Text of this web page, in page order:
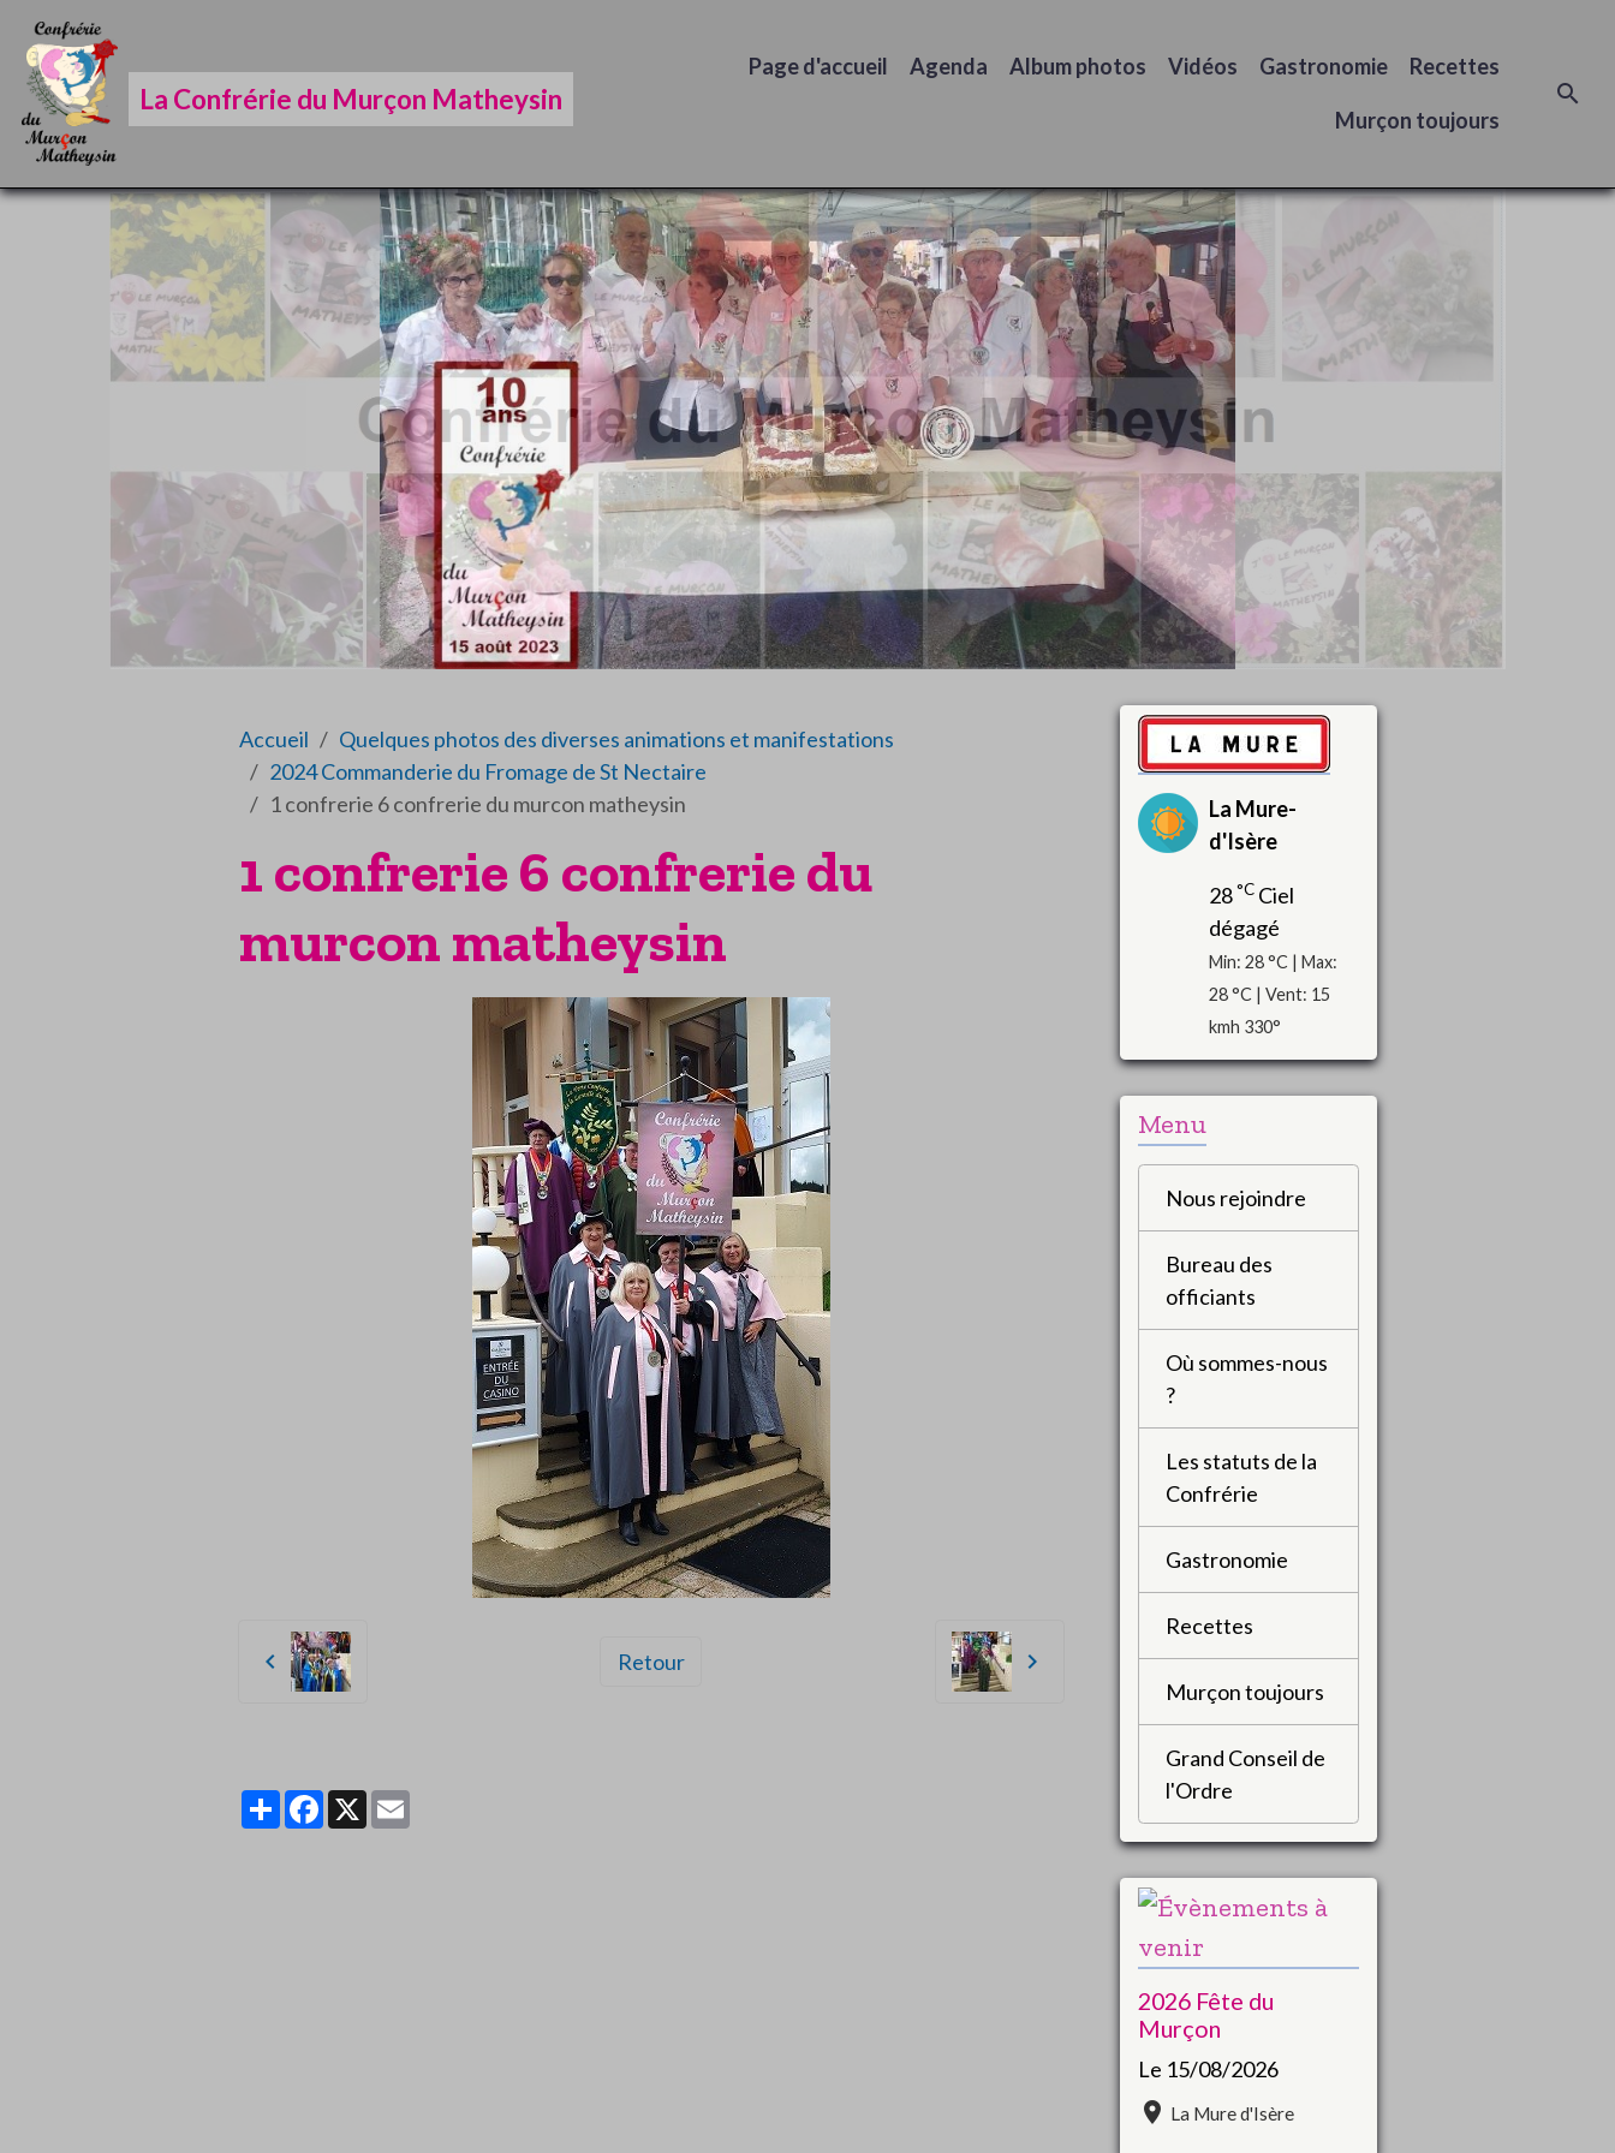
La Confrérie du Murçon Matheysin
Page d'accueil Agenda Album photos Vidéos Gastronomie Recettes
Murçon toujours
Accueil
Quelques photos des diverses animations et manifestations
2024 Commanderie du Fromage de St Nectaire
1 confrerie 6 confrerie du murcon matheysin
1 confrerie 6 confrerie du
murcon matheysin
Retour
PartagerFacebook
X
La Mure-
d'Isère
28 °CCiel
dégagé
Min: 28 °C | Max:
28 °C | Vent: 15
kmh 330°
Menu
Nous rejoindre
Bureau des
officiants
Où sommes-nous
?
Les statuts de la
Confrérie
Gastronomie
Recettes
Murçon toujours
Grand Conseil de
l'Ordre
2026 Fête du
Murçon
Le 15/08/2026
La Mure d'Isère